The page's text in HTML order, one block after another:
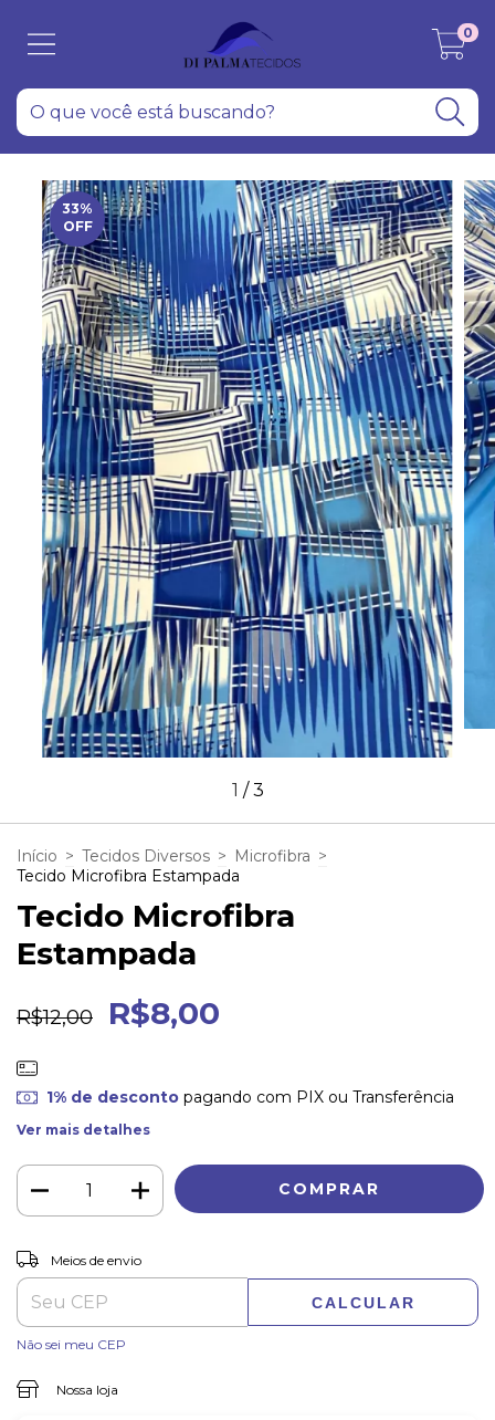
0
33%
OFF
1 /3
Início > Tecidos Diversos > Microfibra >
Tecido Microfibra Estampada
Tecido Microfibra
Estampada
R$12,00 R$8,00
1% de descontopagando com PIX ou Transferência
Ver mais detalhes
Entregas para o CEP:
Meios de envio
CALCULAR
Não sei meu CEP
Nossa loja